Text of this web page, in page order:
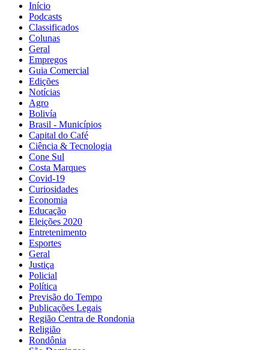
Início
Podcasts
Classificados
Colunas
Geral
Empregos
Guia Comercial
Edições
Notícias
Agro
Bolivía
Brasil - Municípios
Capital do Café
Ciência & Tecnologia
Cone Sul
Costa Marques
Covid-19
Curiosidades
Economia
Educação
Eleições 2020
Entretenimento
Esportes
Geral
Justiça
Policial
Política
Previsão do Tempo
Publicações Legais
Região Centra de Rondonia
Religião
Rondônia